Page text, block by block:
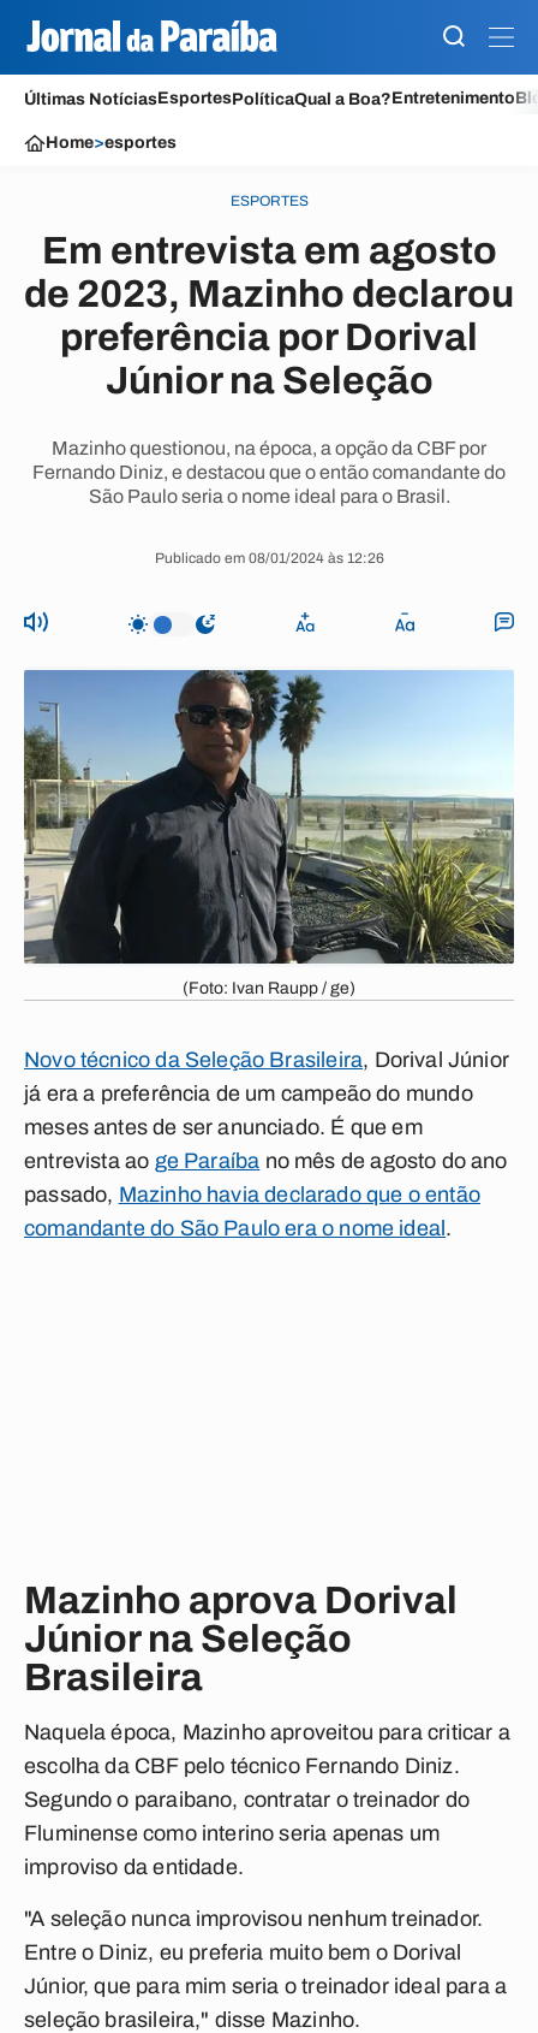
Últimas NotíciasEsportesPolíticaQual a Boa?Entretenimento
Home>esportes
ESPORTES
Em entrevista em agosto
de 2023, Mazinho declarou
preferência por Dorival
Júnior na Seleção
Mazinho questionou, na época, a opção da CBF por
Fernando Diniz, e destacou que o então comandante do
São Paulo seria o nome ideal para o Brasil.
Publicado em 08/01/2024 às 12:26
(Foto: Ivan Raupp / ge)
Novo técnico da Seleção Brasileira, Dorival Júnior
já era a preferência de um campeão do mundo
meses antes de ser anunciado. É que em
entrevista ao ge Paraíba no mês de agosto do ano
passado, Mazinho havia declarado que o então
comandante do São Paulo era o nome ideal .
Mazinho aprova Dorival
Júnior na Seleção
Brasileira
Naquela época, Mazinho aproveitou para criticar a
escolha da CBF pelo técnico Fernando Diniz.
Segundo o paraibano, contratar o treinador do
Fluminense como interino seria apenas um
improviso da entidade.
"A seleção nunca improvisou nenhum treinador.
Entre o Diniz, eu preferia muito bem o Dorival
Júnior, que para mim seria o treinador ideal para a
seleção brasileira," disse Mazinho.